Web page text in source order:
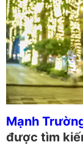
Mạnh
được tìm